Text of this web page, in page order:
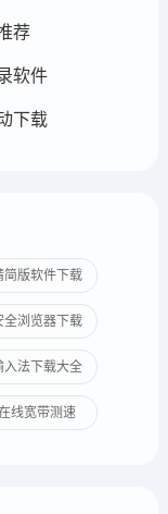
荐
软件
下载
简版软件下载
全浏览器下载
入法下载大全
线宽带测速